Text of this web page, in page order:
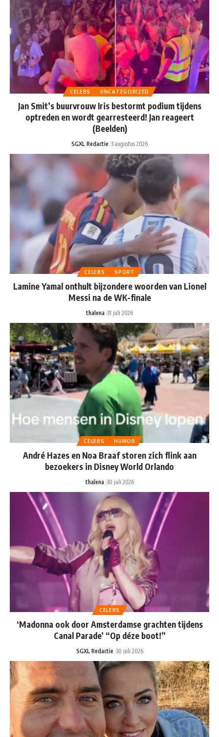
CELEBS UNCATEGORIZED
Jan Smit’s buurvrouw Iris bestormt podium tijdens
optreden en wordt gearresteerd! Jan reageert
(Beelden)
SGXL Redactie 3 augustus 2026
CELEBS SPORT
Lamine Yamal onthult bijzondere woorden van Lionel
Messi na de WK-finale
thalena 31 juli 2026
CELEBS HUMOR
André Hazes en Noa Braaf storen zich flink aan
bezoekers in Disney World Orlando
thalena 30 juli 2026
CELEBS
‘Madonna ook door Amsterdamse grachten tijdens
Canal Parade’ “Op déze boot!”
SGXL Redactie 30 juli 2026